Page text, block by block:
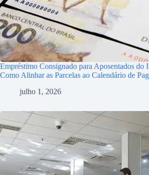
Empréstimo Consignado para Aposentados do
Como Alinhar as Parcelas ao Calendário de
julho 1, 2026